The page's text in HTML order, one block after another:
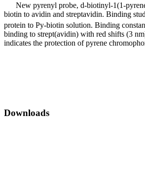
New pyrenyl probe, d-biotinyl-1(1-
biotin to avidin and streptavidin. Binding
protein to Py-biotin solution. Binding
binding to strept(avidin) with red shifts (3
indicates the protection of pyrene
Downloads